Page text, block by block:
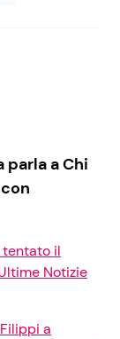
parla a Chi
il
Notizie
a